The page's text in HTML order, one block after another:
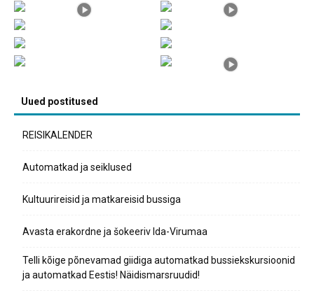
Uued postitused
REISIKALENDER
Automatkad ja seiklused
Kultuurireisid ja matkareisid bussiga
Avasta erakordne ja šokeeriv Ida-Virumaa
Telli kõige põnevamad giidiga automatkad bussiekskursioonid
ja automatkad Eestis! Näidismarsruudid!